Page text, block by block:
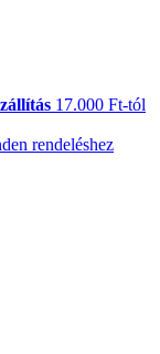
17.000 Ft-tól
rendeléshez